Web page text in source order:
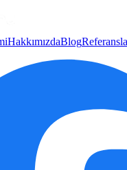
HakkımızdaBlog